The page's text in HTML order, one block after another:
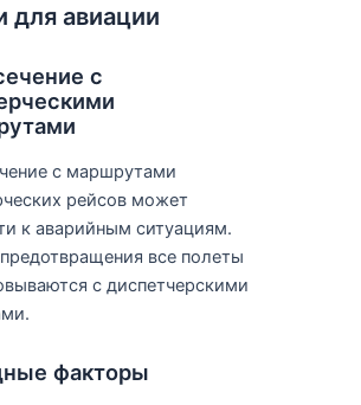
для авиации
с
с маршрутами
рейсов может
к аварийным ситуациям.
все полеты
с диспетчерскими
факторы